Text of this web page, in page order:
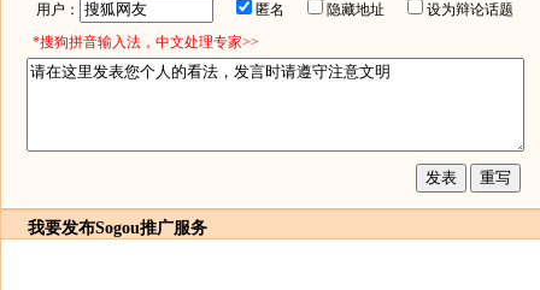
用户： 匿名 隐藏地址
设为辩论话题
*搜狗拼音输入法，中文处理专家>>
我要发布Sogou推广服务